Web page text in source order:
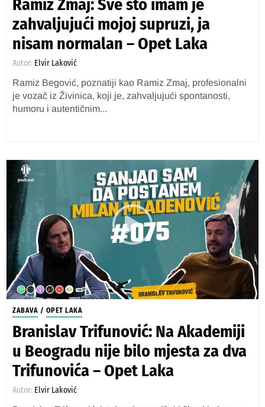
Ramiz Zmaj: Sve što imam je
zahvaljujući mojoj supruzi, ja
nisam normalan – Opet Laka
Autor: Elvir Laković
Ramiz Begović, poznatiji kao Ramiz Zmaj, profesionalni
je vozač iz Živinica, koji je, zahvaljujući spontanosti,
humoru i autentičnim...
ZABAVA / OPET LAKA
Branislav Trifunović: Na Akademiji
u Beogradu nije bilo mjesta za dva
Trifunovića – Opet Laka
Autor: Elvir Laković